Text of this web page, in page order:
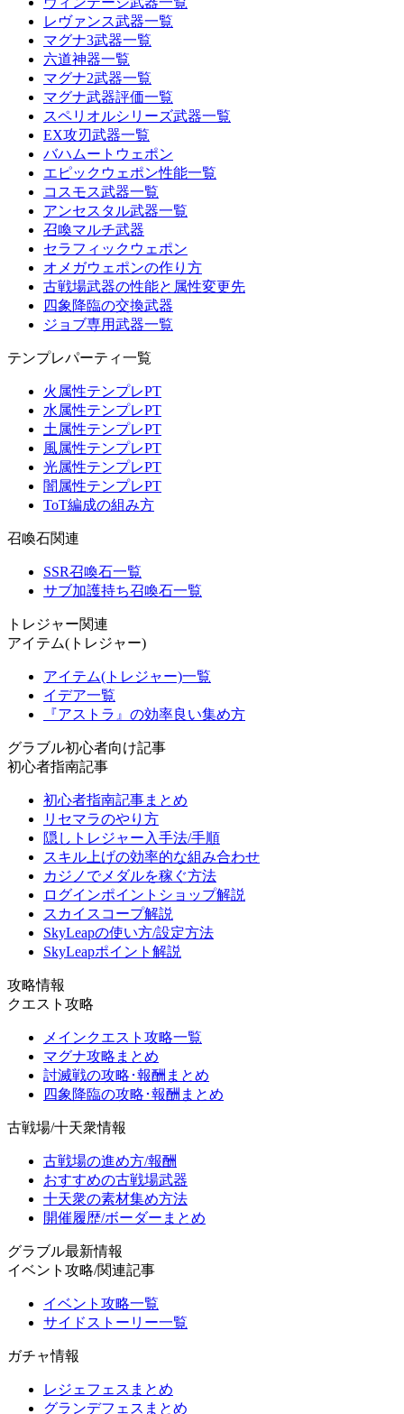
レヴァンス武器一覧
マグナ3武器一覧
六道神器一覧
マグナ2武器一覧
マグナ武器評価一覧
スペリオルシリーズ武器一覧
EX攻刃武器一覧
バハムートウェポン
エピックウェポン性能一覧
コスモス武器一覧
アンセスタル武器一覧
召喚マルチ武器
セラフィックウェポン
オメガウェポンの作り方
古戦場武器の性能と属性変更先
四象降臨の交換武器
ジョブ専用武器一覧
テンプレパーティ一覧
火属性テンプレPT
水属性テンプレPT
土属性テンプレPT
風属性テンプレPT
光属性テンプレPT
闇属性テンプレPT
ToT編成の組み方
召喚石関連
SSR召喚石一覧
サブ加護持ち召喚石一覧
トレジャー関連
アイテム(トレジャー)
アイテム(トレジャー)一覧
イデア一覧
『アストラ』の効率良い集め方
グラブル初心者向け記事
初心者指南記事
初心者指南記事まとめ
リセマラのやり方
隠しトレジャー入手法/手順
スキル上げの効率的な組み合わせ
カジノでメダルを稼ぐ方法
ログインポイントショップ解説
スカイスコープ解説
SkyLeapの使い方/設定方法
SkyLeapポイント解説
攻略情報
クエスト攻略
メインクエスト攻略一覧
マグナ攻略まとめ
討滅戦の攻略･報酬まとめ
四象降臨の攻略･報酬まとめ
古戦場/十天衆情報
古戦場の進め方/報酬
おすすめの古戦場武器
十天衆の素材集め方法
開催履歴/ボーダーまとめ
グラブル最新情報
イベント攻略/関連記事
イベント攻略一覧
サイドストーリー一覧
ガチャ情報
レジェフェスまとめ
グランデフェスまとめ